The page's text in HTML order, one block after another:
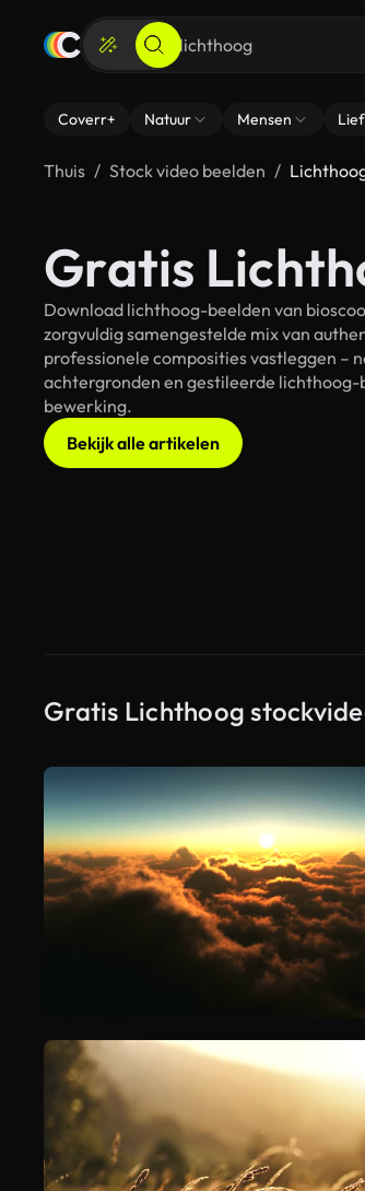
Coverr+ Natuur Mensen
Thuis Stock video beelden
Gratis
Download lichthoog-beelden van
zorgvuldig samengestelde mix van
professionele composities vastleggen –
achtergronden en gestileerde
bewerking.
Bekijk alle artikelen
Gratis Lichthoog